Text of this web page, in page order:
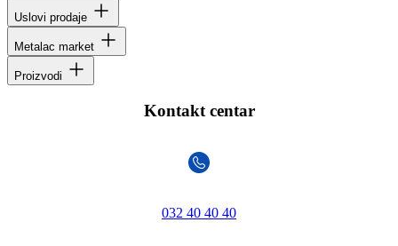
Uslovi prodaje
Metalac market
Proizvodi
Kontakt centar
032 40 40 40